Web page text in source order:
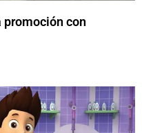
con